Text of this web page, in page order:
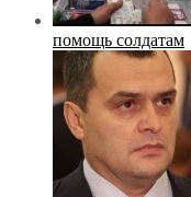
помощь солдатам